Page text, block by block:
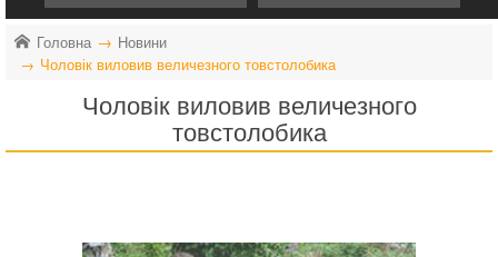
Головна
Новини
Чоловік виловив величезного товстолобика
Чоловік виловив величезного
товстолобика